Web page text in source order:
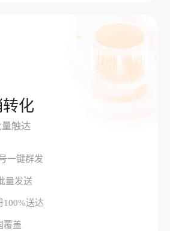
化
触达
一键群发
量发送
100%送达
覆盖